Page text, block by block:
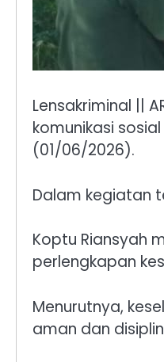
Lensakriminal ||
komunikasi
(01/06/2026).
Dalam kegiatan
Koptu Riansyah
perlengkapan
Menurutnya,
aman dan